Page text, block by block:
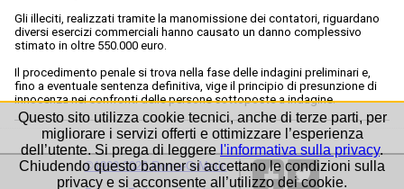
Gli illeciti, realizzati tramite la manomissione dei contatori, riguardano
diversi esercizi commerciali hanno causato un danno complessivo
stimato in oltre 550.000 euro.
Il procedimento penale si trova nella fase delle indagini preliminari e,
fino a eventuale sentenza definitiva, vige il principio di presunzione di
innocenza nei confronti delle persone sottoposte a indagine.
©1999-2026 Roma-O-Matic
Questo sito utilizza cookie tecnici, anche di terze parti, per
migliorare i servizi offerti e ottimizzare l’esperienza
dell’utente. Si prega di leggerel'informativa sulla privacy.
Chiudendo questo banner si accettano le condizioni sulla
privacy e si acconsente all’utilizzo dei cookie.